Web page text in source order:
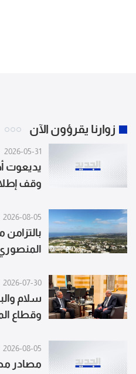
زوارنا يقرؤون الآن
2026-05-31
يديعوت
وقف
2026-08-05
المنصوري
2026-07-30
سلام
وقطاع
2026-08-05
مصادر